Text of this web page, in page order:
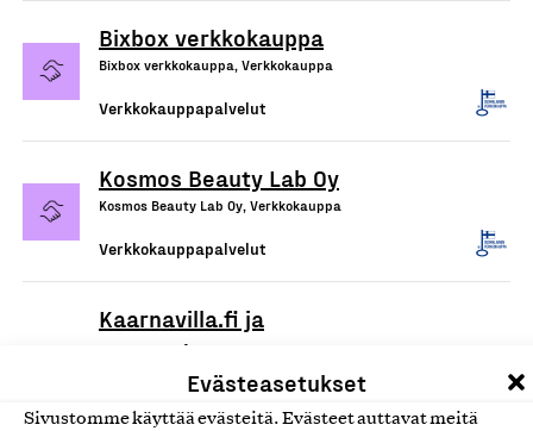
Evästeasetukset
Sivustomme käyttää evästeitä. Evästeet auttavat meitä
Bixbox verkkokauppa
Bixbox verkkokauppa, Verkkokauppa
Verkkokauppapalvelut
Kosmos Beauty Lab Oy
Kosmos Beauty Lab Oy, Verkkokauppa
Verkkokauppapalvelut
Kaarnavilla.fi ja
DropAndWave.com -
verkkokaupat
Double Effect Oy, Verkkokauppa